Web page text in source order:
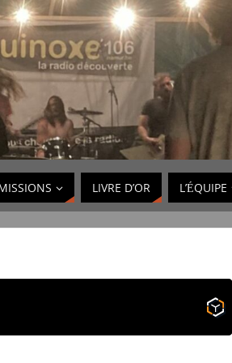
LIVRE D’OR L’ÉQUIPE